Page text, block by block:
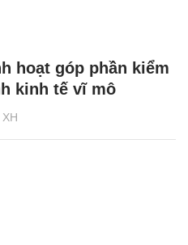
hoạt góp phần kiểm
kinh tế vĩ mô